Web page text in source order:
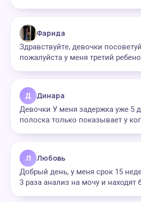
Фарида
Здравствуйте, девочки
пожалуйста у меня третий
Д Динара
Девочки У меня задержка уже 5
полоска только показывает у
Л Любовь
Добрый день, у меня срок 15
3 раза анализ на мочу и находят